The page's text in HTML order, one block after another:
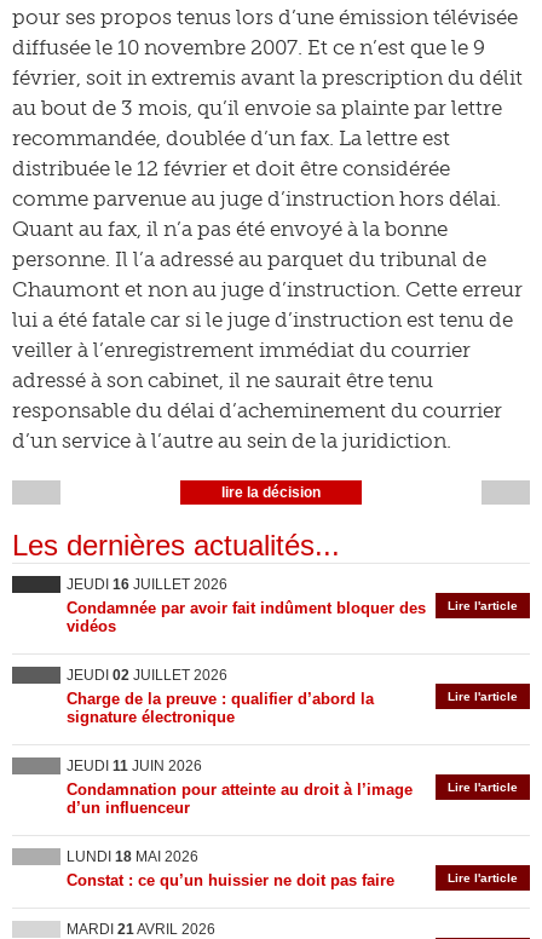
pour ses propos tenus lors d’une émission télévisée
diffusée le 10 novembre 2007. Et ce n’est que le 9
février, soit in extremis avant la prescription du délit
au bout de 3 mois, qu’il envoie sa plainte par lettre
recommandée, doublée d’un fax. La lettre est
distribuée le 12 février et doit être considérée
comme parvenue au juge d’instruction hors délai.
Quant au fax, il n’a pas été envoyé à la bonne
personne. Il l’a adressé au parquet du tribunal de
Chaumont et non au juge d’instruction. Cette erreur
lui a été fatale car si le juge d’instruction est tenu de
veiller à l’enregistrement immédiat du courrier
adressé à son cabinet, il ne saurait être tenu
responsable du délai d’acheminement du courrier
d’un service à l’autre au sein de la juridiction.
lire la décision
Les dernières actualités...
JEUDI 16 JUILLET 2026
Lire l'article
Condamnée par avoir fait indûment bloquer des
vidéos
JEUDI 02 JUILLET 2026
Lire l'article
Charge de la preuve : qualifier d’abord la
signature électronique
JEUDI 11 JUIN 2026
Lire l'article
Condamnation pour atteinte au droit à l’image
d’un influenceur
LUNDI 18 MAI 2026
Lire l'article
Constat : ce qu’un huissier ne doit pas faire
MARDI 21AVRIL 2026